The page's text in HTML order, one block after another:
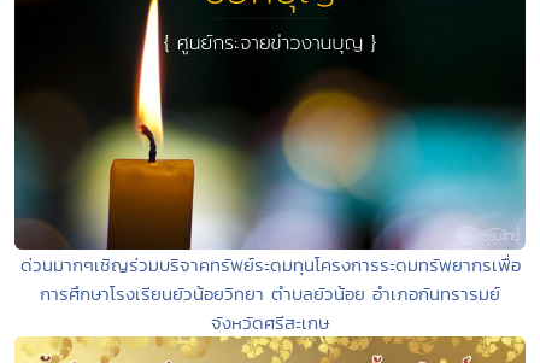
ด่วนมากๆเชิญร่วมบริจาคทรัพย์ระดมทุนโครงการระดมทรัพยากรเพื่อ
การศึกษาโรงเรียนยัวน้อยวิทยา ตำบลยัวน้อย อำเภอกันทรารมย์
จังหวัดศรีสะเกษ